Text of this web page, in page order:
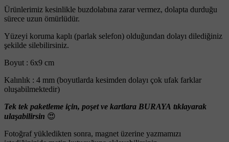
Ürünlerimiz kesinlikle buzdolabına zarar vermez, dolapta durduğu
sürece uzun ömürlüdür.
Yüzeyi koruma kaplı (parlak selefon) olduğundan dolayı dilediğiniz
şekilde silebilirsiniz.
Boyut : 6x9 cm
Kalınlık : 4 mm (boyutlarda kesimden dolayı çok ufak farklar
oluşabilmektedir)
Tek tek paketleme için, poşet ve kartlara BURAYA tıklayarak
ulaşabilirsin 😍
Fotoğraf yükledikten sonra, magnet üzerine yazmamızı